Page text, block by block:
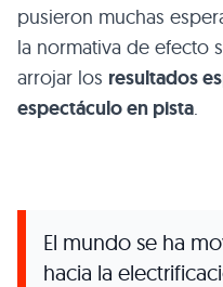
pusieron muchas
la normativa de efecto
arrojar los resultados
espectáculo en pista.
El mundo se ha
hacia la